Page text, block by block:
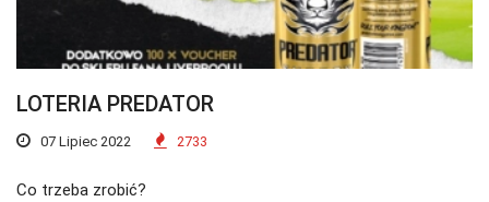
LOTERIA PREDATOR
07 Lipiec 2022 2733
Co trzeba zrobić?